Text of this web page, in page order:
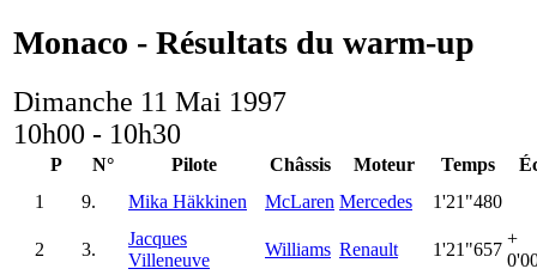
Monaco - Résultats du warm-up
Dimanche 11 Mai 1997
10h00 - 10h30
P N° Pilote Châssis Moteur Temps
1
9. Mika Häkkinen McLaren Mercedes 1'21"480
2 3.
Jacques
Villeneuve
Williams Renault 1'21"657
+